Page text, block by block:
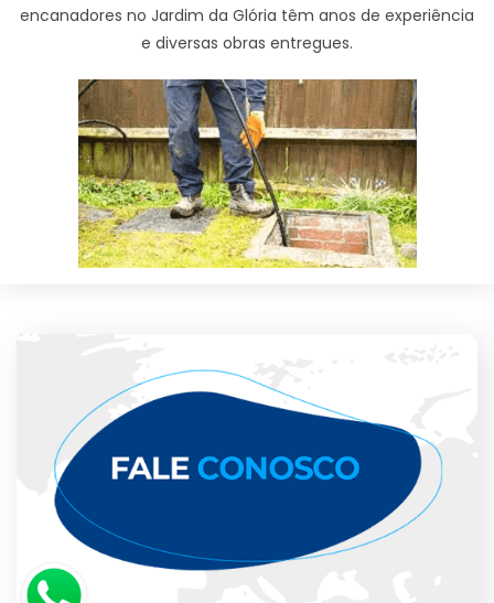
encanadores no Jardim da Glória têm anos de experiência
e diversas obras entregues.